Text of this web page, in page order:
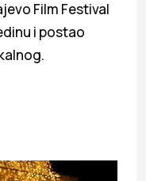
Film Festival
i postao